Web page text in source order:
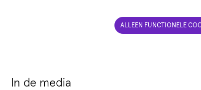
ALLEEN FUNCTIONELE
In de media